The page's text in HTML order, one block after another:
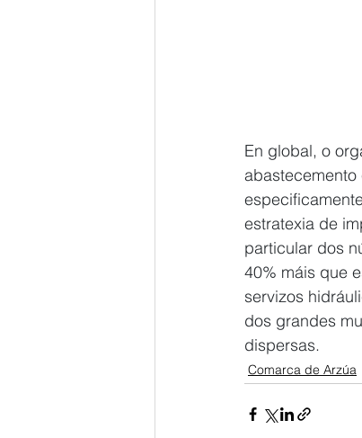
En global, o
estratexia de
particular dos
40% máis que
servizos
dos grandes
dispersas.
Comarca de Arzúa